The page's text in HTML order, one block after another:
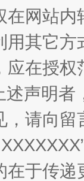
在网站
用其它
应在授
述声明
，请向
在于传